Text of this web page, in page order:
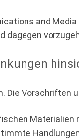
and
dagegen
Die Vorschriften